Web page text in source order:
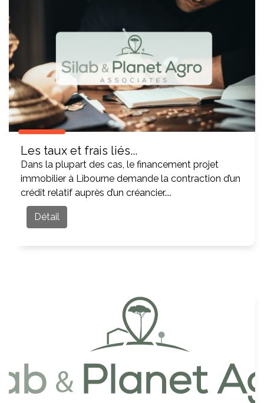
Les taux et frais liés...
Dans la plupart des cas, le financement projet
immobilier à Libourne demande la contraction d’un
crédit relatif auprès d’un créancier....
Détail